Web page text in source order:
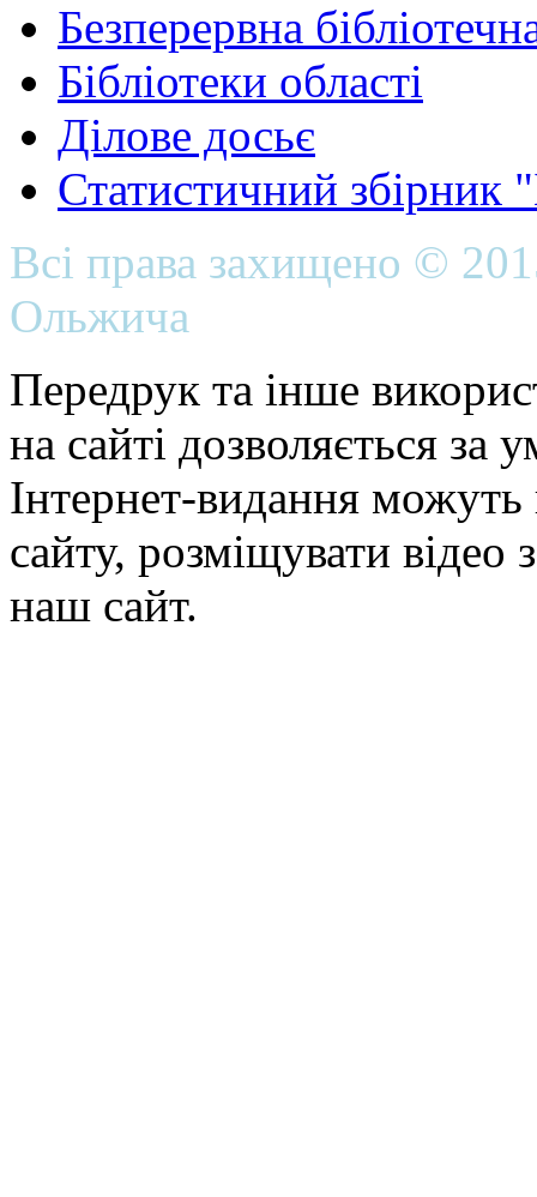
Безперервна
Бібліотеки області
Ділове досьє
Статистичний
Всі права захищено ©
Ольжича
Передрук та інше
на сайті дозволяється
Інтернет-видання можуть
сайту, розміщувати відео
наш сайт.